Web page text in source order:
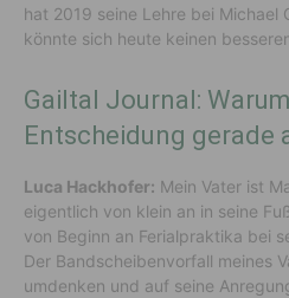
hat 2019 seine Lehre bei Michael
könnte sich heute keinen
Gailtal Journal:
Entscheidung gerade
Luca Hackhofer: Mein Vater ist
eigentlich von klein an in seine
von Beginn an Ferialpraktika bei
Der Bandscheibenvorfall meines
umdenken und auf seine